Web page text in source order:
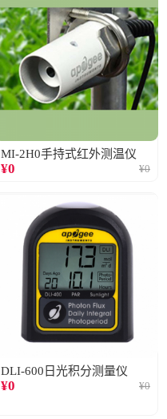
MI-2H0手持式红外测温仪
¥0 ¥0
DLI-600日光积分测量仪
¥0 ¥0